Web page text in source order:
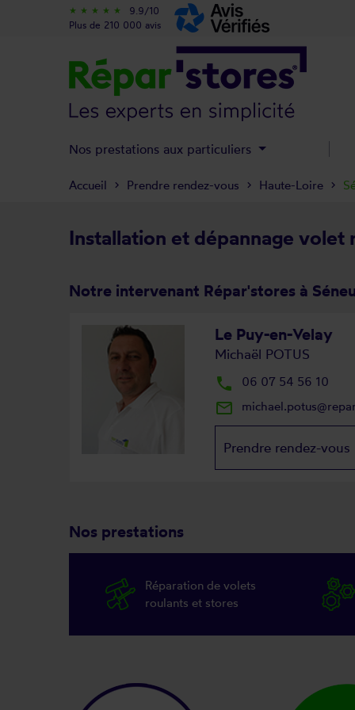
Installation et dépannage volet
Notre intervenant Répar'stores à
Le Puy-en-Velay
Michaël POTUS
local_phone 06 07 54 56 10
mail_outline
Prendre rendez-vous
Nos prestations
Réparation de volets
roulants et stores
Accueil Prendre rendez-vous Haute-Loire
star_rate star_rate star_rate star_rate star_rate
9.9/10
Plus de 210 000 avis
Nos prestations aux particuliers